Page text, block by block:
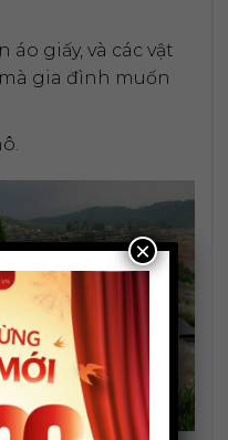
áo giấy, và các vật
gia đình muốn
×